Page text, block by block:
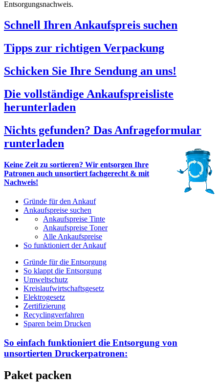
Entsorgungsnachweis.
Schnell Ihren Ankaufspreis suchen
Tipps zur richtigen Verpackung
Schicken Sie Ihre Sendung an uns!
Die vollständige Ankaufspreisliste
herunterladen
Nichts gefunden? Das Anfrageformular
runterladen
Keine Zeit zu sortieren? Wir entsorgen Ihre
Patronen auch unsortiert fachgerecht & mit
Nachweis!
Gründe für den Ankauf
Ankaufspreise suchen
Ankaufspreise Tinte
Ankaufspreise Toner
Alle Ankaufspreise
So funktioniert der Ankauf
Gründe für die Entsorgung
So klappt die Entsorgung
Umweltschutz
Kreislaufwirtschaftsgesetz
Elektrogesetz
Zertifizierung
Recyclingverfahren
Sparen beim Drucken
So einfach funktioniert die Entsorgung von
unsortierten Druckerpatronen:
Paket packen